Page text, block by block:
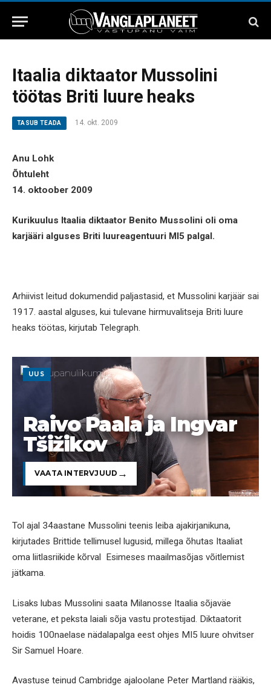
Itaalia diktaator Mussolini
töötas Briti luure heaks
TASUB TEADA 14. okt. 2009
Anu Lohk
Õhtuleht
14. oktoober 2009
Kurikuulus Itaalia diktaator Benito Mussolini oli oma
karjääri alguses Briti luureagentuuri MI5 palgal.
Arhiivist leitud dokumendid paljastasid, et Mussolini karjäär sai
1917. aastal alguses, kui tulevane hirmuvalitseja Briti luure
heaks töötas, kirjutab Telegraph.
UUS
Raivo Paala ja Ingvar
Tšižikov
VAATA INTERVJUUD
Tol ajal 34aastane Mussolini teenis leiba ajakirjanikuna,
kirjutades Brittide tellimusel lugusid, millega õhutas Itaaliat
oma liitlasriikide kõrval Esimeses maailmasõjas võitlemist
jätkama.
Lisaks lubas Mussolini saata Milanosse Itaalia sõjaväe
veterane, et peksta laiali sõja vastu protestijad. Diktaatorit
hoidis 100naelase nädalapalga eest ohjes MI5 luure ohvitser
Sir Samuel Hoare.
Avastuse teinud Cambridge ajaloolane Peter Martland rääkis,